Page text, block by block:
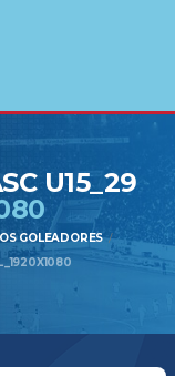
U15_29
GOLEADORES